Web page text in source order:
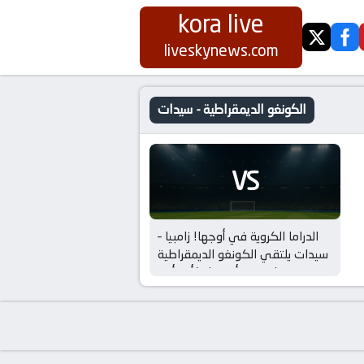
kora live
liveskynews.com twitter
الكونغو الديمقراطية - سيدات
VS
الدراما الكروية في أوجها! زامبيا –
سيدات يلتقي الكونغو الديمقراطية
– سيدات في أفريقيا, كأس أمم
إفريقيا – سيدات – الإثارة مضمونة!